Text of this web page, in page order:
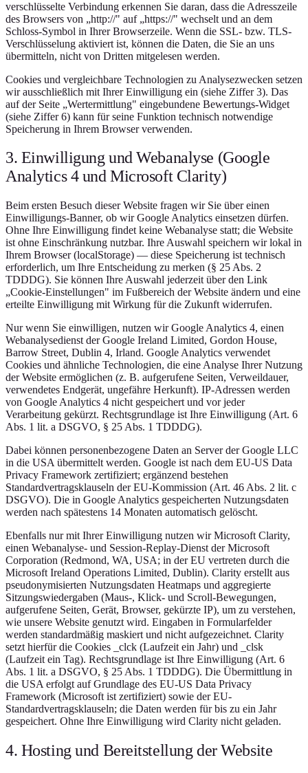
verschlüsselte Verbindung erkennen Sie daran, dass die Adresszeile
des Browsers von „http://" auf „https://" wechselt und an dem
Schloss-Symbol in Ihrer Browserzeile. Wenn die SSL- bzw. TLS-
Verschlüsselung aktiviert ist, können die Daten, die Sie an uns
übermitteln, nicht von Dritten mitgelesen werden.
Cookies und vergleichbare Technologien zu Analysezwecken setzen
wir ausschließlich mit Ihrer Einwilligung ein (siehe Ziffer 3). Das
auf der Seite „Wertermittlung" eingebundene Bewertungs-Widget
(siehe Ziffer 6) kann für seine Funktion technisch notwendige
Speicherung in Ihrem Browser verwenden.
3. Einwilligung und Webanalyse (Google
Analytics 4 und Microsoft Clarity)
Beim ersten Besuch dieser Website fragen wir Sie über einen
Einwilligungs-Banner, ob wir Google Analytics einsetzen dürfen.
Ohne Ihre Einwilligung findet keine Webanalyse statt; die Website
ist ohne Einschränkung nutzbar. Ihre Auswahl speichern wir lokal in
Ihrem Browser (localStorage) — diese Speicherung ist technisch
erforderlich, um Ihre Entscheidung zu merken (§ 25 Abs. 2
TDDDG). Sie können Ihre Auswahl jederzeit über den Link
„Cookie-Einstellungen" im Fußbereich der Website ändern und eine
erteilte Einwilligung mit Wirkung für die Zukunft widerrufen.
Nur wenn Sie einwilligen, nutzen wir Google Analytics 4, einen
Webanalysedienst der Google Ireland Limited, Gordon House,
Barrow Street, Dublin 4, Irland. Google Analytics verwendet
Cookies und ähnliche Technologien, die eine Analyse Ihrer Nutzung
der Website ermöglichen (z. B. aufgerufene Seiten, Verweildauer,
verwendetes Endgerät, ungefähre Herkunft). IP-Adressen werden
von Google Analytics 4 nicht gespeichert und vor jeder
Verarbeitung gekürzt. Rechtsgrundlage ist Ihre Einwilligung (Art. 6
Abs. 1 lit. a DSGVO, § 25 Abs. 1 TDDDG).
Dabei können personenbezogene Daten an Server der Google LLC
in die USA übermittelt werden. Google ist nach dem EU-US Data
Privacy Framework zertifiziert; ergänzend bestehen
Standardvertragsklauseln der EU-Kommission (Art. 46 Abs. 2 lit. c
DSGVO). Die in Google Analytics gespeicherten Nutzungsdaten
werden nach spätestens 14 Monaten automatisch gelöscht.
Ebenfalls nur mit Ihrer Einwilligung nutzen wir Microsoft Clarity,
einen Webanalyse- und Session-Replay-Dienst der Microsoft
Corporation (Redmond, WA, USA; in der EU vertreten durch die
Microsoft Ireland Operations Limited, Dublin). Clarity erstellt aus
pseudonymisierten Nutzungsdaten Heatmaps und aggregierte
Sitzungswiedergaben (Maus-, Klick- und Scroll-Bewegungen,
aufgerufene Seiten, Gerät, Browser, gekürzte IP), um zu verstehen,
wie unsere Website genutzt wird. Eingaben in Formularfelder
werden standardmäßig maskiert und nicht aufgezeichnet. Clarity
setzt hierfür die Cookies _clck (Laufzeit ein Jahr) und _clsk
(Laufzeit ein Tag). Rechtsgrundlage ist Ihre Einwilligung (Art. 6
Abs. 1 lit. a DSGVO, § 25 Abs. 1 TDDDG). Die Übermittlung in
die USA erfolgt auf Grundlage des EU-US Data Privacy
Framework (Microsoft ist zertifiziert) sowie der EU-
Standardvertragsklauseln; die Daten werden für bis zu ein Jahr
gespeichert. Ohne Ihre Einwilligung wird Clarity nicht geladen.
4. Hosting und Bereitstellung der Website